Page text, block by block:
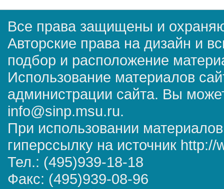
Все права защищены и
Авторские права на дизайн и
подбор и расположение
Использование материалов
администрации сайта. Вы
info@sinp.msu.ru.
При использовании
гиперссылку на источник
Тел.: (495)939-18-18
Факс: (495)939-08-96